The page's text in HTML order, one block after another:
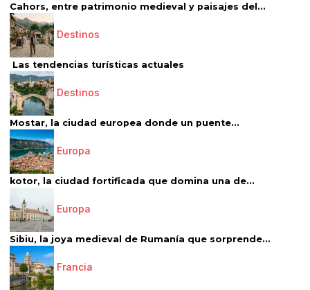
Cahors, entre patrimonio medieval y paisajes del...
Destinos
Las tendencias turísticas actuales
Destinos
Mostar, la ciudad europea donde un puente...
Europa
kotor, la ciudad fortificada que domina una de...
Europa
Sibiu, la joya medieval de Rumanía que sorprende...
Francia